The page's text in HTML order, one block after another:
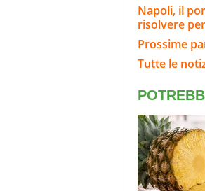
Napoli, il
risolvere
Prossime
Tutte le